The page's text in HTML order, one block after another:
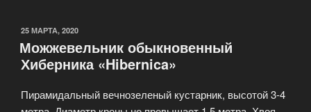
25 МАРТА, 2020
Можжевельник обыкновенный
Хиберника «Hibernica»
Пирамидальный вечнозеленый кустарник, высотой 3-4